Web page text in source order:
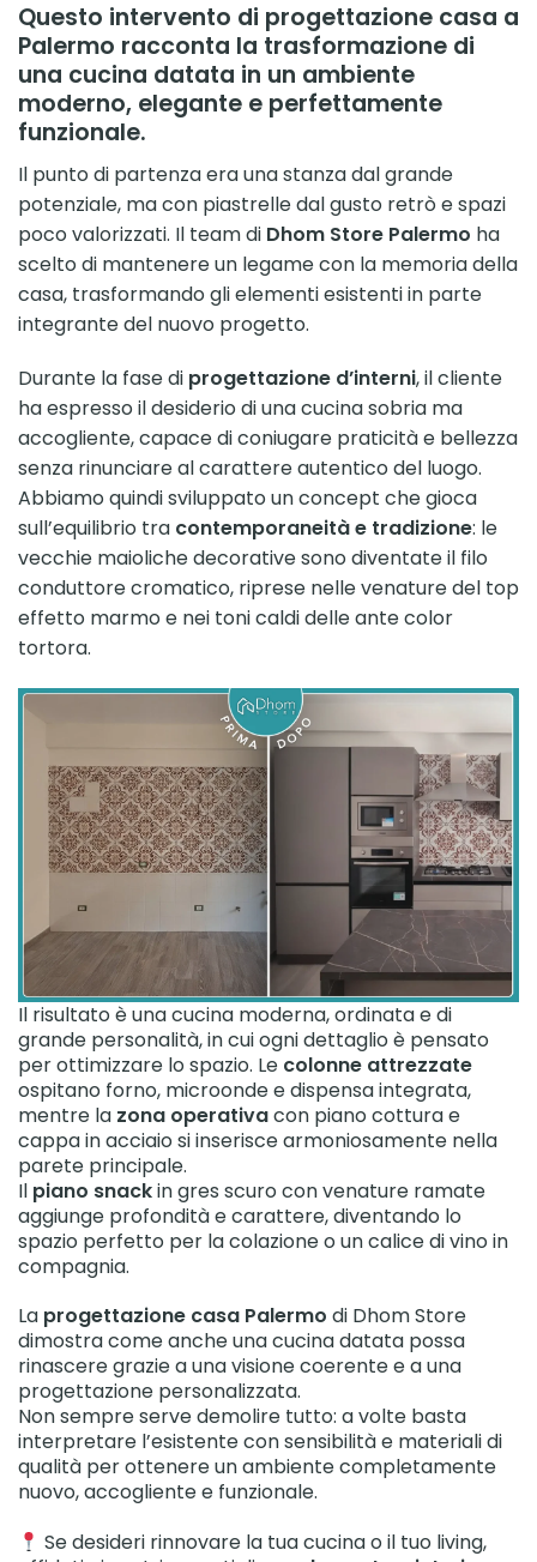
Questo intervento di progettazione casa a
Palermo racconta la trasformazione di
una cucina datata in un ambiente
moderno, elegante e perfettamente
funzionale.
Il punto di partenza era una stanza dal grande
potenziale, ma con piastrelle dal gusto retrò e spazi
poco valorizzati. Il team di Dhom Store Palermo ha
scelto di mantenere un legame con la memoria della
casa, trasformando gli elementi esistenti in parte
integrante del nuovo progetto.
Durante la fase di progettazione d’interni, il cliente
ha espresso il desiderio di una cucina sobria ma
accogliente, capace di coniugare praticità e bellezza
senza rinunciare al carattere autentico del luogo.
Abbiamo quindi sviluppato un concept che gioca
sull’equilibrio tra contemporaneità e tradizione: le
vecchie maioliche decorative sono diventate il filo
conduttore cromatico, riprese nelle venature del top
effetto marmo e nei toni caldi delle ante color
tortora.
Il risultato è una cucina moderna, ordinata e di
grande personalità, in cui ogni dettaglio è pensato
per ottimizzare lo spazio. Le colonne attrezzate
ospitano forno, microonde e dispensa integrata,
mentre la zona operativacon piano cottura e
cappa in acciaio si inserisce armoniosamente nella
parete principale.
Il piano snackin gres scuro con venature ramate
aggiunge profondità e carattere, diventando lo
spazio perfetto per la colazione o un calice di vino in
compagnia.
La progettazione casa Palermo di Dhom Store
dimostra come anche una cucina datata possa
rinascere grazie a una visione coerente e a una
progettazione personalizzata.
Non sempre serve demolire tutto: a volte basta
interpretare l’esistente con sensibilità e materiali di
qualità per ottenere un ambiente completamente
nuovo, accogliente e funzionale.
Se desideri rinnovare la tua cucina o il tuo living,